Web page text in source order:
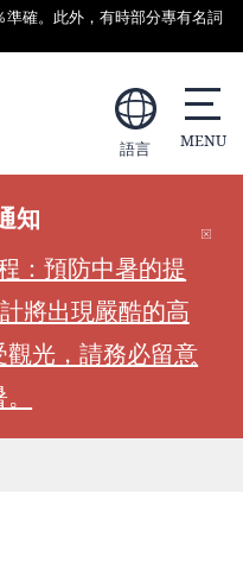
確。此外，有時部分專有名詞
語言
知
：預防中暑的提
將出現嚴酷的高
光，請務必留意